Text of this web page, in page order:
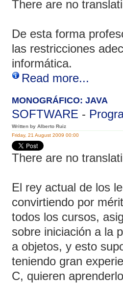
There are no
De esta forma
las restricciones
informática.
Read more...
MONOGRÁFICO: JAVA
SOFTWARE -
Written by Alberto Ruiz
Friday, 21 August 2009 00:00
There are no
El rey actual de los
convirtiendo por
todos los cursos,
sobre iniciación a la
a objetos, y esto
teniendo gran
C, quieren